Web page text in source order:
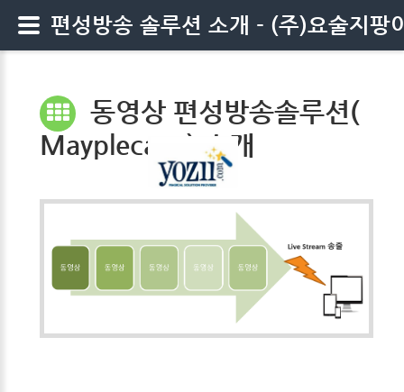
동영상 편성방송솔루션(
Mayplecast ) 소개
편성방송 솔루션 소개 - (주)요술지팡